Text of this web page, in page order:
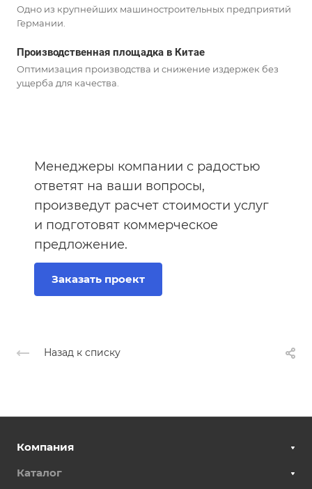
Одно из крупнейших машиностроительных предприятий
Германии.
Производственная площадка в Китае
Оптимизация производства и снижение издержек без
ущерба для качества.
Менеджеры компании с радостью
ответят на ваши вопросы,
произведут расчет стоимости услуг
и подготовят коммерческое
предложение.
Заказать проект
Назад к списку
Компания
Каталог